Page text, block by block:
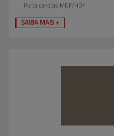
Porta canetas MDF/HDF
SAIBA MAIS +